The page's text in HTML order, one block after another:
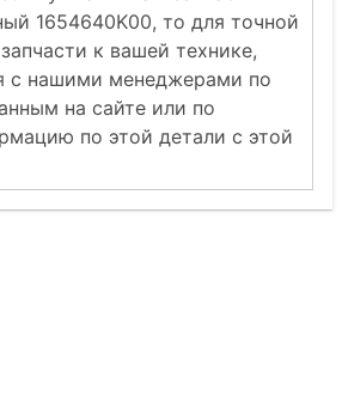
1654640K00, то для точной
к вашей технике,
с нашими менеджерами по
на сайте или по
по этой детали с этой